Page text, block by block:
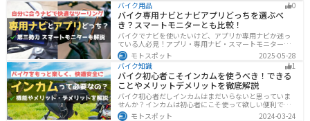
えるオススメ空気入れをまとめたので、参考にしてくだ
さい。
バイク用品
0
バイク専用ナビとナビアプリどっちを選ぶべ
き？スマートモニターとも比較！
バイクでナビを使いたいけど、アプリか専用ナビか迷っ
ている人必見！アプリ・専用ナビ・スマートモニターの
メリット、デメリット、どんな人にオススメなのかを解
説します。自分に合ったナビを見つけて快適なツーリン
グライフを送りましょう！
モトスポット
2025-05-28
バイク知識
1
バイク初心者こそインカムを使うべき！できる
ことやメリットデメリットを徹底解説
バイク初心者だしインカムはまだいらないと思っていま
せんか？インカムは初心者にこそ使って欲しい便利で安
全に運転するための機器です。インカムでできることや
モトスポット
2024-03-24